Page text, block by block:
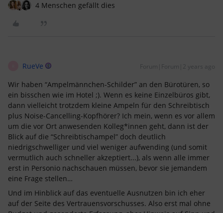
4 Menschen gefällt dies
RueVe Forum|Forum|2 years ago
Wir haben “Ampelmännchen-Schilder” an den Bürotüren, so
ein bisschen wie im Hotel ;). Wenn es keine Einzelbüros gibt,
dann vielleicht trotzdem kleine Ampeln für den Schreibtisch
plus Noise-Cancelling-Kopfhörer? Ich mein, wenn es vor allem
um die vor Ort anwesenden Kolleg*innen geht, dann ist der
Blick auf die “Schreibtischampel” doch deutlich
niedrigschwelliger und viel weniger aufwending (und somit
vermutlich auch schneller akzeptiert...), als wenn alle immer
erst in Personio nachschauen müssen, bevor sie jemandem
eine Frage stellen…
Und im Hinblick auf das eventuelle Ausnutzen bin ich eher
auf der Seite des Vertrauensvorschusses. Also erst mal ohne